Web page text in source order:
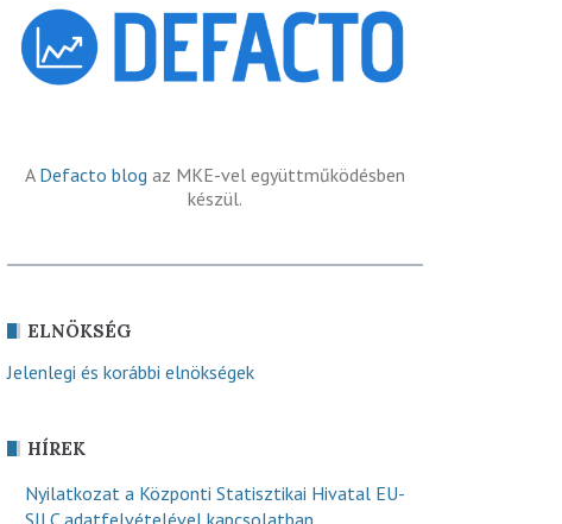
A Defacto blog az MKE-vel együttműködésben
készül.
ELNÖKSÉG
Jelenlegi és korábbi elnökségek
HÍREK
Nyilatkozat a Központi Statisztikai Hivatal EU-
SILC adatfelvételével kapcsolatban